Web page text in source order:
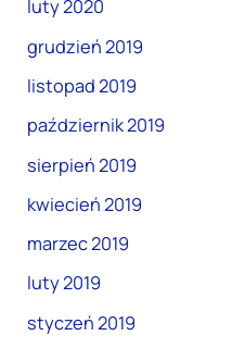
luty 2020
grudzień 2019
listopad 2019
październik 2019
sierpień 2019
kwiecień 2019
marzec 2019
luty 2019
styczeń 2019